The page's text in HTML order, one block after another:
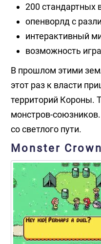
200 стандартных
опенворлд с
интерактивный
возможность
В прошлом этими
этот раз к власти
территорий Короны.
монстров-
со светлого пути.
Monster